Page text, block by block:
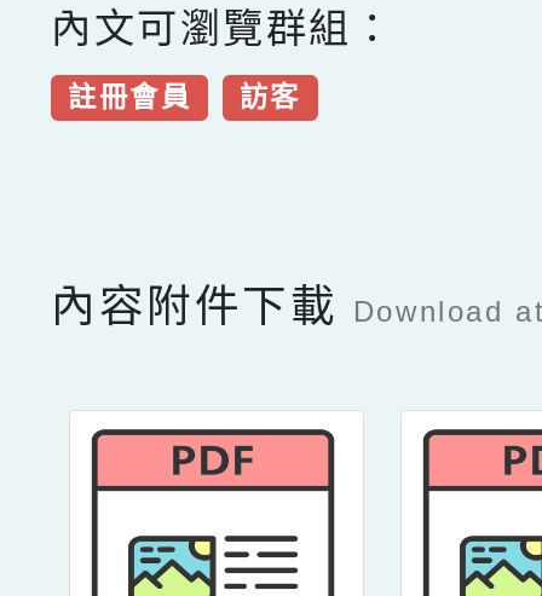
內文可瀏覽群組：
註冊會員 訪客
內容附件下載 Download